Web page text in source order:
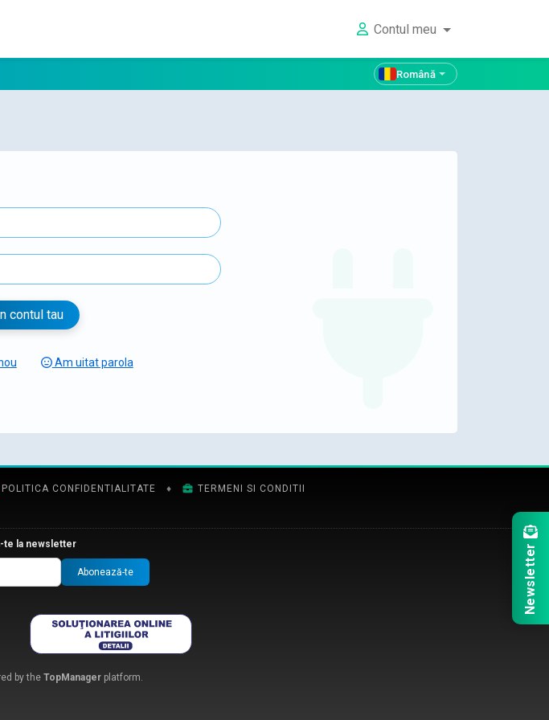
Contul meu
Română
contul tau
Am uitat parola
POLITICA CONFIDENTIALITATE ♦ TERMENI SI CONDITII
te la newsletter
Abonează-te
by the TopManager platform.
Newsletter